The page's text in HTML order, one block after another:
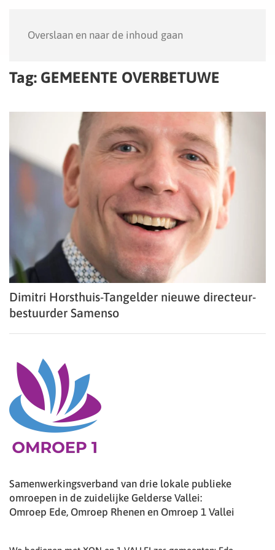
Overslaan en naar de inhoud gaan
Tag: GEMEENTE OVERBETUWE
Dimitri Horsthuis-Tangelder nieuwe directeur-
bestuurder Samenso
Samenwerkingsverband van drie lokale publieke
omroepen in de zuidelijke Gelderse Vallei:
Omroep Ede, Omroep Rhenen en Omroep 1 Vallei